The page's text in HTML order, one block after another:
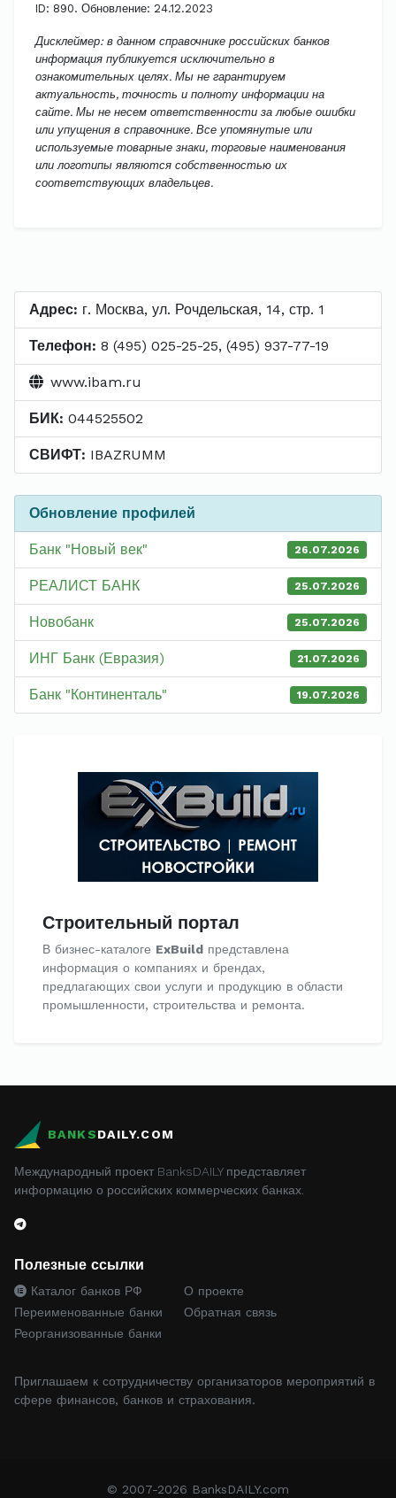
ID: 890. Обновление: 24.12.2023
Дисклеймер: в данном справочнике российских банков
информация публикуется исключительно в
ознакомительных целях. Мы не гарантируем
актуальность, точность и полноту информации на
сайте. Мы не несем ответственности за любые ошибки
или упущения в справочнике. Все упомянутые или
используемые товарные знаки, торговые наименования
или логотипы являются собственностью их
соответствующих владельцев.
Адрес: г. Москва, ул. Рочдельская, 14, стр. 1
Телефон: 8 (495) 025-25-25, (495) 937-77-19
www.ibam.ru
БИК: 044525502
СВИФТ: IBAZRUMM
Обновление профилей
Банк "Новый век" 26.07.2026
РЕАЛИСТ БАНК 25.07.2026
Новобанк 25.07.2026
ИНГ Банк (Евразия) 21.07.2026
Банк "Континенталь" 19.07.2026
Строительный портал
В бизнес-каталоге ExBuild представлена
информация о компаниях и брендах,
предлагающих свои услуги и продукцию в области
промышленности, строительства и ремонта.
BANKSDAILY.COM
Международный проект BanksDAILY представляет
информацию о российских коммерческих банках.
Полезные ссылки
Каталог банков РФ
Переименованные банки
Реорганизованные банки
О проекте
Обратная связь
Приглашаем к сотрудничеству организаторов мероприятий в
сфере финансов, банков и страхования.
© 2007-2026 BanksDAILY.com